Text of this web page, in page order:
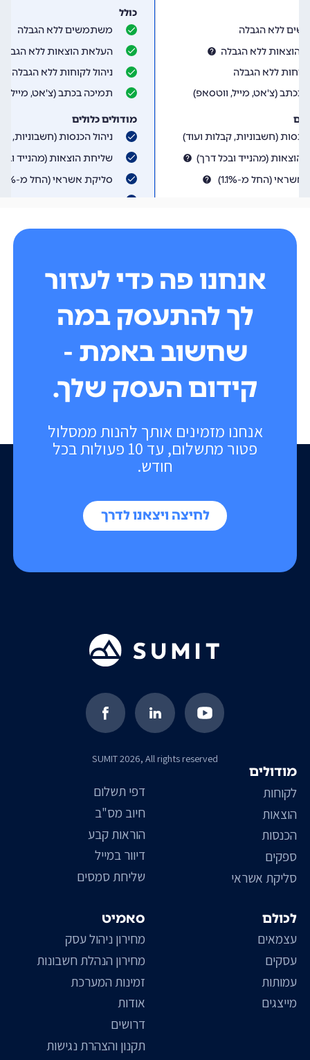
אנחנו מזמינים אותך להנות ממסלול
פטור מתשלום, עד 10 פעולות בכל
חודש.
לחיצה ויצאנו לדרך
אנחנו פה כדי לעזור
לך להתעסק במה
שחשוב באמת -
קידום העסק שלך.
SUMIT 2026, All rights reserved
סאמיט
מחירון ניהול עסק
מחירון הנהלת חשבונות
זמינות המערכת
אודות
דרושים
תקנון והצהרת נגישות
דפי תשלום
חיוב מס"ב
הוראות קבע
דיוור במייל
שליחת סמסים
מודולים
לקוחות
הוצאות
הכנסות
ספקים
סליקת אשראי
לכולם
עצמאים
עסקים
עמותות
מייצגים